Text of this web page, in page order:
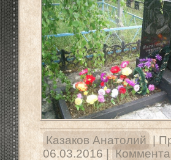
Казаков Анатолий |
06.03.2016 |